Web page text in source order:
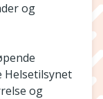
og
Helsetilsynet
og